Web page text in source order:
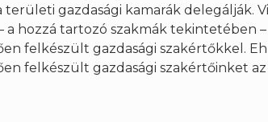
gazdasági kamarák delegálják.
a hozzá tartozó szakmák tekintetében
felkészült gazdasági szakértőkkel.
felkészült gazdasági szakértőinket